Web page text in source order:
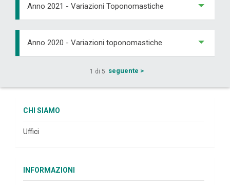
Anno 2021 - Variazioni Toponomastiche
Anno 2020 - Variazioni toponomastiche
1 di 5 seguente >
CHI SIAMO
Uffici
INFORMAZIONI